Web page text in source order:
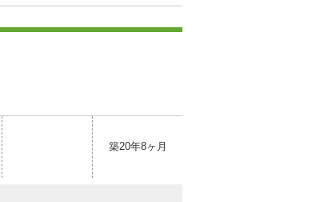
築20年8ヶ月